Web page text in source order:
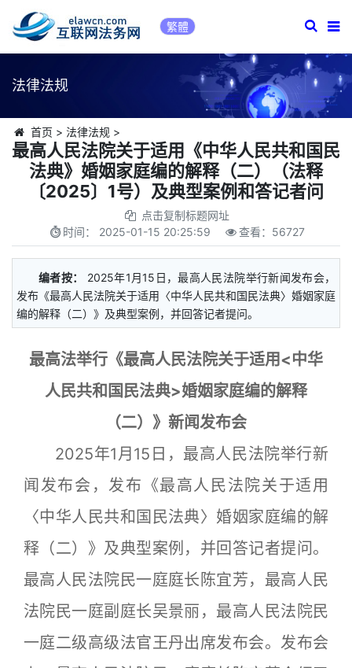
繁體
法律法规
首页 > 法律法规 >
最高人民法院关于适用《中华人民共和国民
法典》婚姻家庭编的解释（二）（法释
〔2025〕1号）及典型案例和答记者问
点击复制标题网址
时间： 2025-01-15 20:25:59 查看： 56727
编者按：
2025年1月15日，最高人民法院举行新闻发布会，
发布《最高人民法院关于适用〈中华人民共和国民法典〉婚姻家庭
编的解释（二）》及典型案例，并回答记者提问。
最高法举行《最高人民法院关于适用<中华
人民共和国民法典>婚姻家庭编的解释
（二）》新闻发布会
2025年1月15日，最高人民法院举行新
闻发布会，发布《最高人民法院关于适用
〈中华人民共和国民法典〉婚姻家庭编的解
释（二）》及典型案例，并回答记者提问。
最高人民法院民一庭庭长陈宜芳，最高人民
法院民一庭副庭长吴景丽，最高人民法院民
一庭二级高级法官王丹出席发布会。发布会